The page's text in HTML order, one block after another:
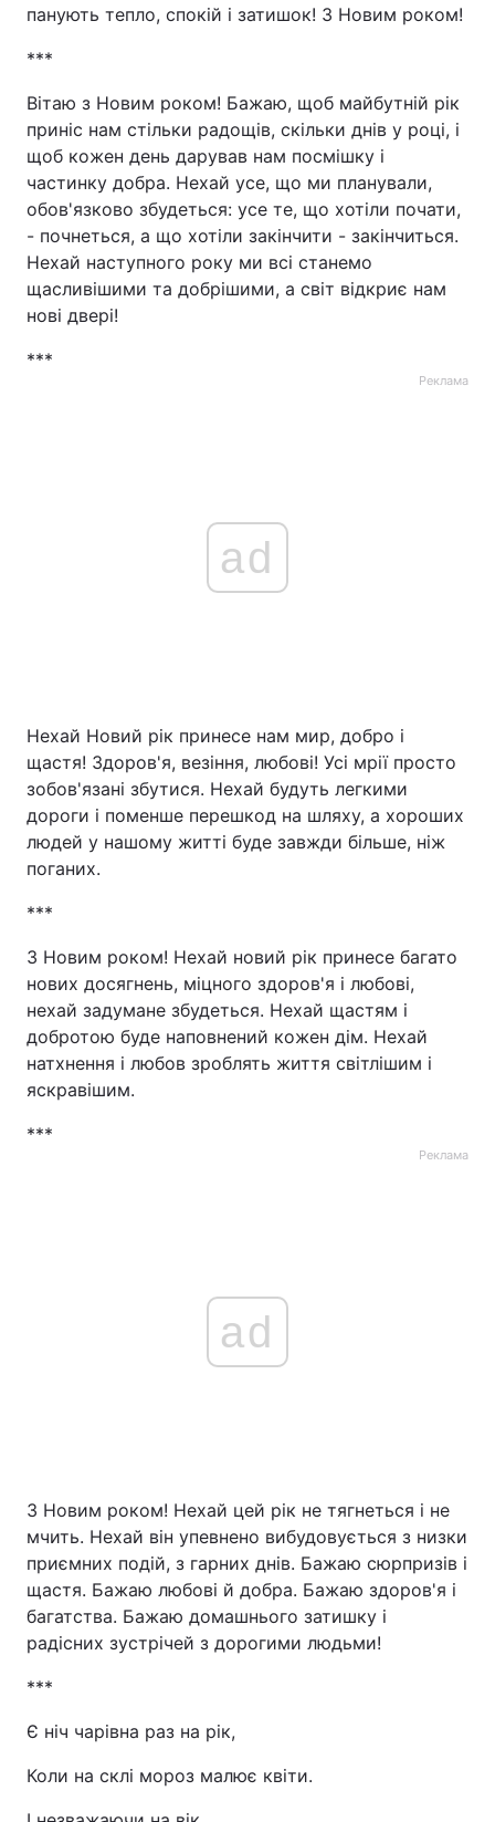
панують тепло, спокій і затишок! З Новим роком!
***
Вітаю з Новим роком! Бажаю, щоб майбутній рік
приніс нам стільки радощів, скільки днів у році, і
щоб кожен день дарував нам посмішку і
частинку добра. Нехай усе, що ми планували,
обов'язково збудеться: усе те, що хотіли почати,
- почнеться, а що хотіли закінчити - закінчиться.
Нехай наступного року ми всі станемо
щасливішими та добрішими, а світ відкриє нам
нові двері!
***
Реклама
ad
Нехай Новий рік принесе нам мир, добро і
щастя! Здоров'я, везіння, любові! Усі мрії просто
зобов'язані збутися. Нехай будуть легкими
дороги і поменше перешкод на шляху, а хороших
людей у нашому житті буде завжди більше, ніж
поганих.
***
З Новим роком! Нехай новий рік принесе багато
нових досягнень, міцного здоров'я і любові,
нехай задумане збудеться. Нехай щастям і
добротою буде наповнений кожен дім. Нехай
натхнення і любов зроблять життя світлішим і
яскравішим.
***
Реклама
ad
З Новим роком! Нехай цей рік не тягнеться і не
мчить. Нехай він упевнено вибудовується з низки
приємних подій, з гарних днів. Бажаю сюрпризів і
щастя. Бажаю любові й добра. Бажаю здоров'я і
багатства. Бажаю домашнього затишку і
радісних зустрічей з дорогими людьми!
***
Є ніч чарівна раз на рік,
Коли на склі мороз малює квіти.